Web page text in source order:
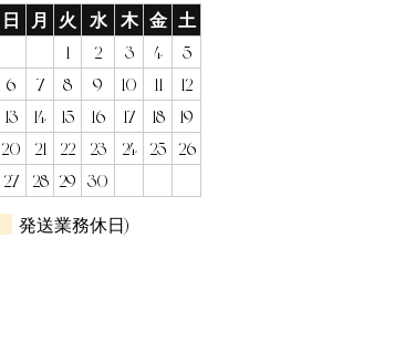
日
月 火 水 木 金 土
1
2 3 4
5
6
7 8 9 10 11
12
13
14 15 16 17 18
19
20
21 22 23 24 25
26
27
28 29 30
発送業務休日)